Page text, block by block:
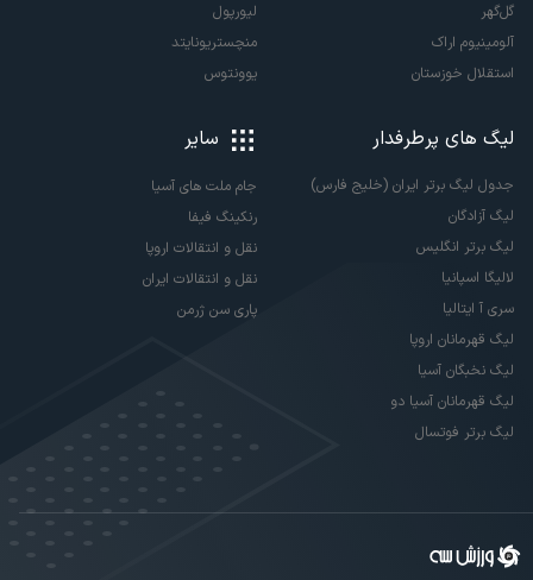
گل‌گهر
آلومینیوم اراک
استقلال خوزستان
لیورپول
منچستریونایتد
یوونتوس
لیگ های پرطرفدار
جدول لیگ برتر ایران (خلیج فارس)
لیگ آزادگان
لیگ برتر انگلیس
لالیگا اسپانیا
سری آ ایتالیا
لیگ قهرمانان اروپا
لیگ نخبگان آسیا
لیگ قهرمانان آسیا دو
لیگ برتر فوتسال
سایر
جام ملت های آسیا
رنکینگ فیفا
نقل و انتقالات اروپا
نقل و انتقالات ایران
پاری سن ژرمن